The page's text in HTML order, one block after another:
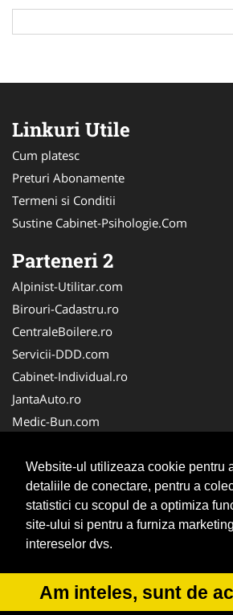
Website-ul utilizeaza cookie pentru
detaliile de conectare, pentru a
statistici cu scopul de a optimiza
site-ului si pentru a furniza
intereselor dvs.
Am inteles, sunt de
Linkuri Utile
Cum platesc
Preturi Abonamente
Termeni si Conditii
Sustine Cabinet-Psihologie.Com
Parteneri 2
Alpinist-Utilitar.com
Birouri-Cadastru.ro
CentraleBoilere.ro
Servicii-DDD.com
Cabinet-Individual.ro
JantaAuto.ro
Medic-Bun.com
Apicultorul.com
CentruInchirieri.ro
Oftalmologul.ro
Stomatologul.com
© 2014-2026 Powered byVilonMedia